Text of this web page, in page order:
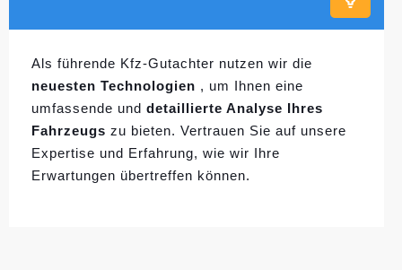
Als führende Kfz-Gutachter nutzen wir die
neuesten Technologien , um Ihnen eine
umfassende und detaillierte Analyse Ihres
Fahrzeugs zu bieten. Vertrauen Sie auf unsere
Expertise und Erfahrung, wie wir Ihre
Erwartungen übertreffen können.